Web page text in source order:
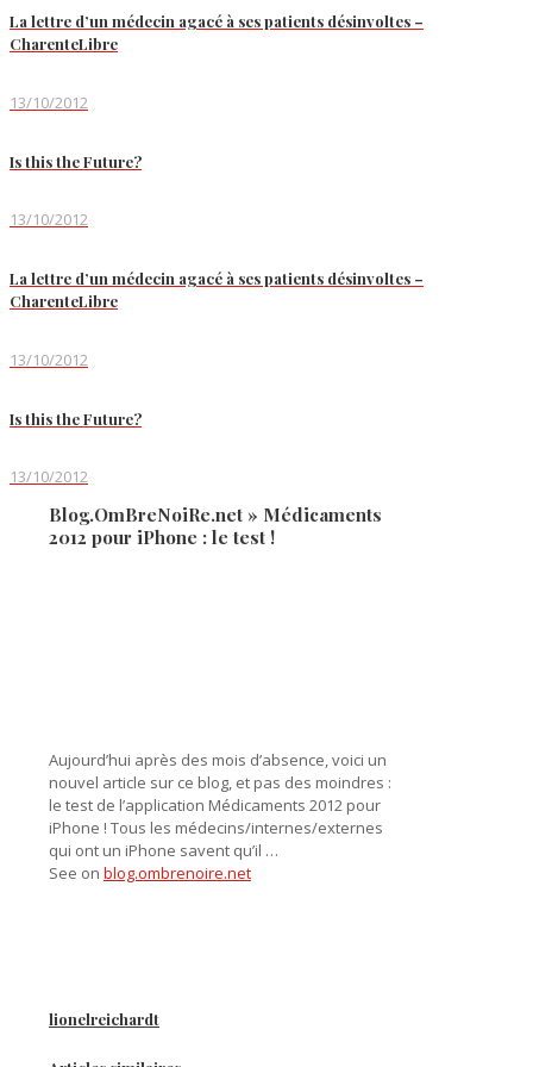
La lettre d’un médecin agacé à ses patients désinvoltes –
CharenteLibre
13/10/2012
Is this the Future?
13/10/2012
La lettre d’un médecin agacé à ses patients désinvoltes –
CharenteLibre
13/10/2012
Is this the Future?
13/10/2012
Blog.OmBreNoiRe.net » Médicaments
2012 pour iPhone : le test !
Aujourd’hui après des mois d’absence, voici un
nouvel article sur ce blog, et pas des moindres :
le test de l’application Médicaments 2012 pour
iPhone ! Tous les médecins/internes/externes
qui ont un iPhone savent qu’il …
See on blog.ombrenoire.net
lionelreichardt